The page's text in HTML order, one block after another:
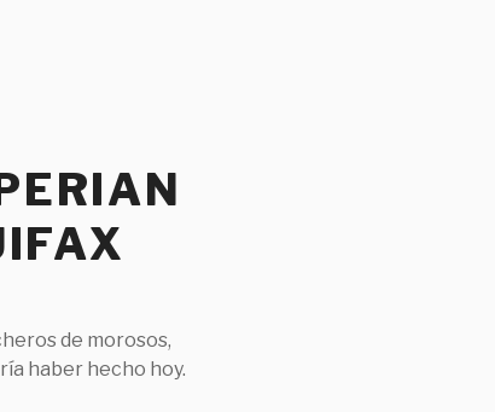
de morosos,
haber hecho hoy.